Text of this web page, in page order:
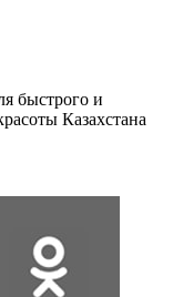
быстрого и
Казахстана